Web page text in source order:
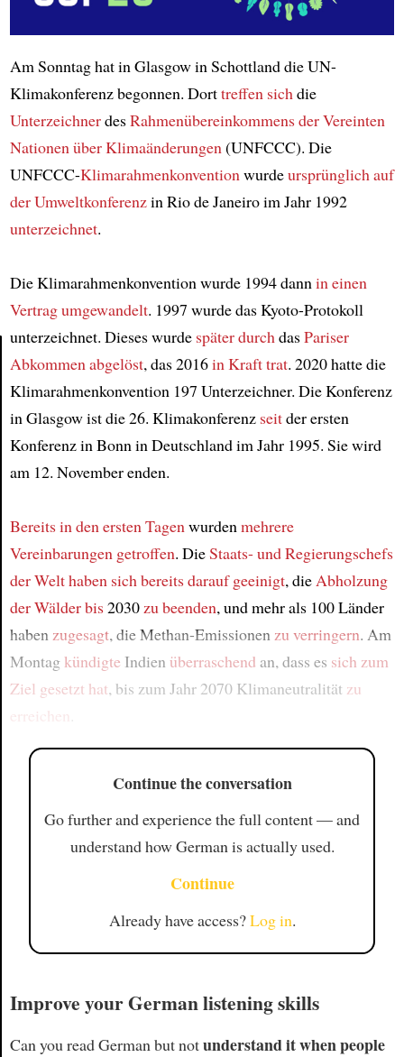
Article
Am Sonntag hat in Glasgow in Schottland die UN-
Klimakonferenz begonnen. Dorttreffen sich die
UnterzeichnerdesRahmenübereinkommens der Vereinten
Nationen über Klimaänderungen (UNFCCC). Die
UNFCCC-Klimarahmenkonvention wurdeursprünglich auf
der Umweltkonferenzin Rio de Janeiro im Jahr 1992
unterzeichnet.
Die Klimarahmenkonvention wurde 1994 dann in einen
Vertragumgewandelt. 1997 wurde das Kyoto-Protokoll
unterzeichnet. Dieses wurde später durch dasPariser
Abkommen abgelöst, das 2016in Kraft trat. 2020 hatte die
Klimarahmenkonvention 197 Unterzeichner. Die Konferenz
in Glasgow ist die 26. Klimakonferenz seitder ersten
Konferenz in Bonn in Deutschland im Jahr 1995. Sie wird
am 12. November enden.
Bereits in den ersten Tagen wurden mehrere
Vereinbarungen getroffen. DieStaats- und Regierungschefs
der Welthaben sich bereits darauf geeinigt, die Abholzung
der Wälderbis2030 zu beenden, und mehr als 100 Länder
haben zugesagt, die Methan-Emissionen zu verringern. Am
MontagkündigteIndien überraschend an, dass es sich zum
Ziel gesetzt hat, bis zum Jahr 2070 Klimaneutralität zu
erreichen
Continue the conversation
Go further and experience the full content — and
understand how German is actually used.
Continue
Already have access?Log in.
Improve your German listening skills
Can you read German but notunderstand it when people